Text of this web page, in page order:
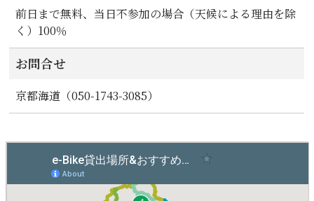
前日まで無料、当日不参加の場合（天候による理由を除
く）100％
お問合せ
京都海道（050-1743-3085）